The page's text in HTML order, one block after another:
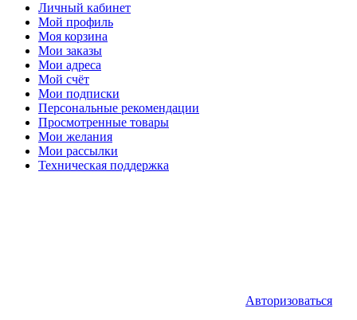
Личный кабинет
Мой профиль
Моя корзина
Мои заказы
Мои адреса
Мой счёт
Мои подписки
Персональные рекомендации
Просмотренные товары
Мои желания
Мои рассылки
Техническая поддержка
Авторизоваться